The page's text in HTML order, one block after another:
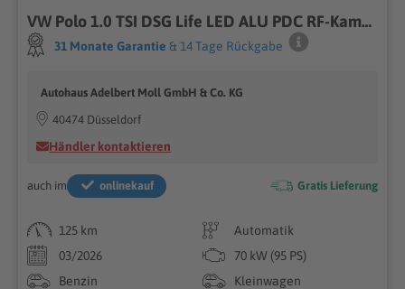
VW Polo 1.0 TSI DSG Life LED ALU PDC RF-Kamera
31 Monate Garantie & 14 Tage Rückgabe
Autohaus Adelbert Moll GmbH & Co. KG
40474 Düsseldorf
Händler kontaktieren
auch im onlinekauf Gratis Lieferung
125 km
Automatik
03/2026
70 kW (95 PS)
Benzin
Kleinwagen